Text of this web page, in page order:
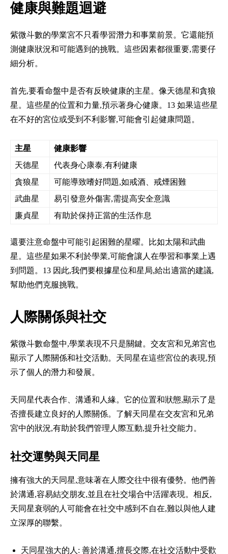
健康與難題迴避
紫微斗數的學業宮不只看學習潛力和事業前景。它還能預
測健康狀況和可能遇到的挑戰。這些因素都很重要,需要仔
細分析。
首先,要看命盤中是否有反映健康的主星。像天德星和貪狼
星。這些星的位置和力量,預示著身心健康。13 如果這些星
在不好的宮位或受到不利影響,可能會引起健康問題。
主星
健康影響
天德星
代表身心康泰,有利健康
貪狼星
可能導致嗜好問題,如戒酒、戒煙困難
武曲星
易引發意外傷害,需提高安全意識
廉貞星
有助於保持正當的生活作息
還要注意命盤中可能引起困難的星曜。比如太陽和武曲
星。這些星如果不利於學業,可能會讓人在學習和事業上遇
到問題。13 因此,我們要根據星位和星局,給出適當的建議,
幫助他們克服挑戰。
人際關係與社交
紫微斗數命盤中,學業表現不只是關鍵。交友宮和兄弟宮也
顯示了人際關係和社交活動。天同星在這些宮位的表現,預
示了個人的潛力和發展。
天同星代表合作、溝通和人緣。它的位置和狀態,顯示了是
否擅長建立良好的人際關係。了解天同星在交友宮和兄弟
宮中的狀況,有助於我們管理人際互動,提升社交能力。
社交運勢與天同星
擁有強大的天同星,意味著在人際交往中很有優勢。他們善
於溝通,容易結交朋友,並且在社交場合中活躍表現。相反,
天同星衰弱的人可能會在社交中感到不自在,難以與他人建
立深厚的聯繫。
天同星強大的人: 善於溝通,擅長交際,在社交活動中受歡